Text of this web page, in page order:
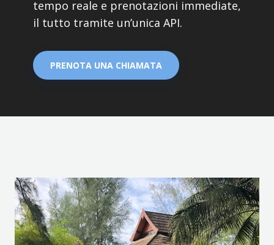
tempo reale e prenotazioni immediate,
il tutto tramite un’unica API.
PRENOTA UNA CHIAMATA